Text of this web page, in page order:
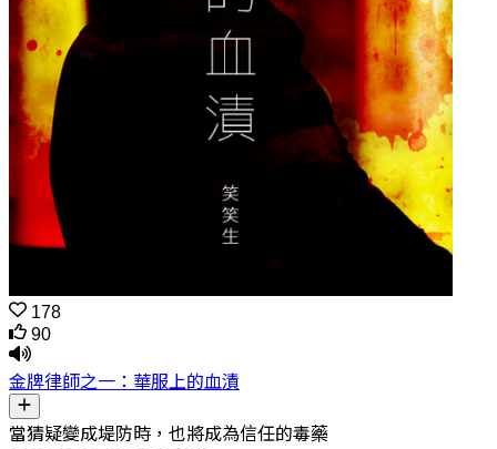
178
90
金牌律師之一：華服上的血漬
當猜疑變成堤防時，也將成為信任的毒藥